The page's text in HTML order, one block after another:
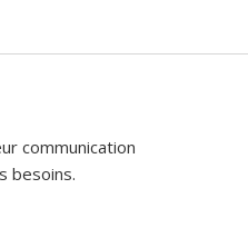
communication
besoins.